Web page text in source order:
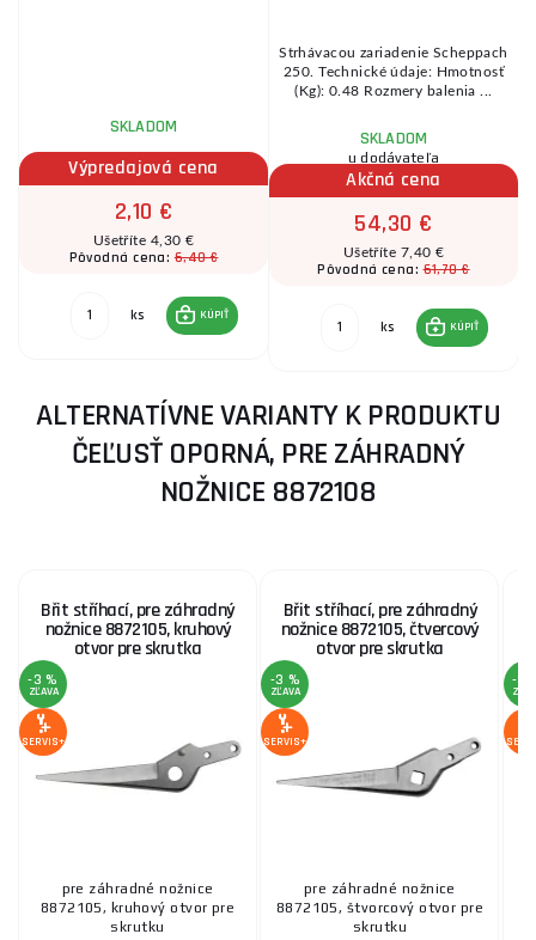
SKLADOM
Výpredajová cena
2,10 €
Ušetříte 4,30 €
Pôvodná cena:6,40 €
ks KÚPIŤ
Strhávacou zariadenie Scheppach
250. Technické údaje: Hmotnosť
(Kg): 0.48 Rozmery balenia ...
SKLADOM
u dodávateľa
Akčná cena
54,30 €
Ušetříte 7,40 €
Pôvodná cena:61,70 €
ks KÚPIŤ
ALTERNATÍVNE VARIANTY K PRODUKTU
ČEĽUSŤ OPORNÁ, PRE ZÁHRADNÝ
NOŽNICE 8872108
Břit stříhací, pre záhradný
nožnice 8872105, kruhový
otvor pre skrutka
-3 %
ZĽAVA
SERVIS+
pre záhradné nožnice
8872105, kruhový otvor pre
skrutku
Břit stříhací, pre záhradný
nožnice 8872105, čtvercový
otvor pre skrutka
-3 %
ZĽAVA
SERVIS+
pre záhradné nožnice
8872105, štvorcový otvor pre
skrutku
-3